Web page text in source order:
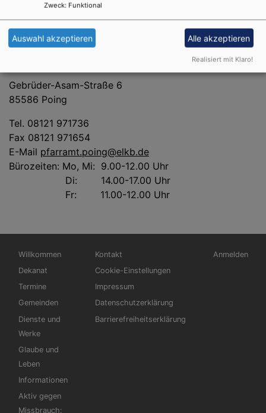
Kontakt Evangelisch-Lutherische Kirchengemeinde
Gebrüder-Asam-Straße 6
85586 Poing
Tel. 08121 971736
Fax 08121 971654
E-Mail pfarramt.poing@elkb.de
Bürozeiten: Mo, Mi: 9.00-12.00 Uhr
Di: 14.00-17.00 Uhr
Fr: 11.00-12.00 Uhr
Hauptnavigation
Willkommen
Dekanat
Termine
Gemeinden
Dienste und
Werke
Glaube und
Leben
Informationen
Aktiv gegen
Missbrauch:
Fußbereichsmenü
Kontakt
Cookie-Einstellungen
Impressum
Datenschutzerklärung
Barrierefreiheitserklärung
Anmelden
Zweck: Funktional
Auswahl akzeptieren Alle akzeptieren
Realisiert mit Klaro!